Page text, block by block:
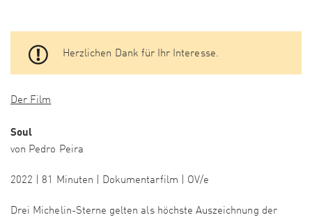
Herzlichen Dank für Ihr Interesse.
Der Film
Soul
von Pedro Peira
2022 | 81 Minuten | Dokumentarfilm | OV/e
Drei Michelin-Sterne gelten als höchste Auszeichnung der